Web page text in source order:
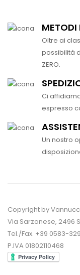
METODI
Oltre ai
possibilità
ZERO.
Ci
espresso
Un nostro
Copyright by
Via Sarzanese, 2496
Tel./Fax. +39 0583-
P.IVA 01802110468